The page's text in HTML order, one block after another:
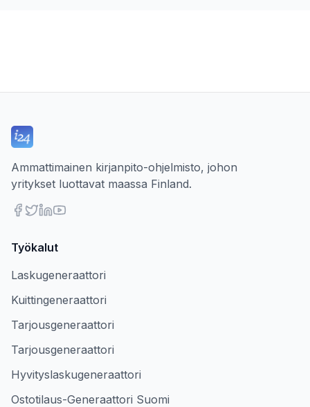
Ammattimainen kirjanpito-ohjelmisto, johon
yritykset luottavat maassa Finland.
Työkalut
Laskugeneraattori
Kuittingeneraattori
Tarjousgeneraattori
Tarjousgeneraattori
Hyvityslaskugeneraattori
Ostotilaus-Generaattori Suomi